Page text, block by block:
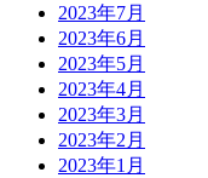
2023年7月
2023年6月
2023年5月
2023年4月
2023年3月
2023年2月
2023年1月